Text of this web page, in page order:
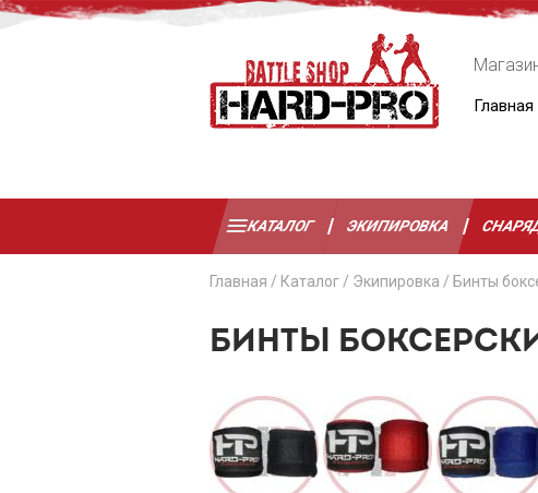
Главная
КАТАЛОГ ЭКИПИРОВКА
Главная / Каталог / Экипировка / Бинты
БИНТЫ